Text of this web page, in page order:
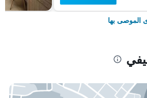
الموصى بها